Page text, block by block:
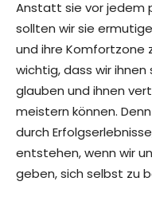
Anstatt sie vor jedem
sollten wir sie
und ihre Komfortzone
wichtig, dass wir ihnen
glauben und ihnen
meistern können.
durch
entstehen, wenn wir
geben, sich selbst zu